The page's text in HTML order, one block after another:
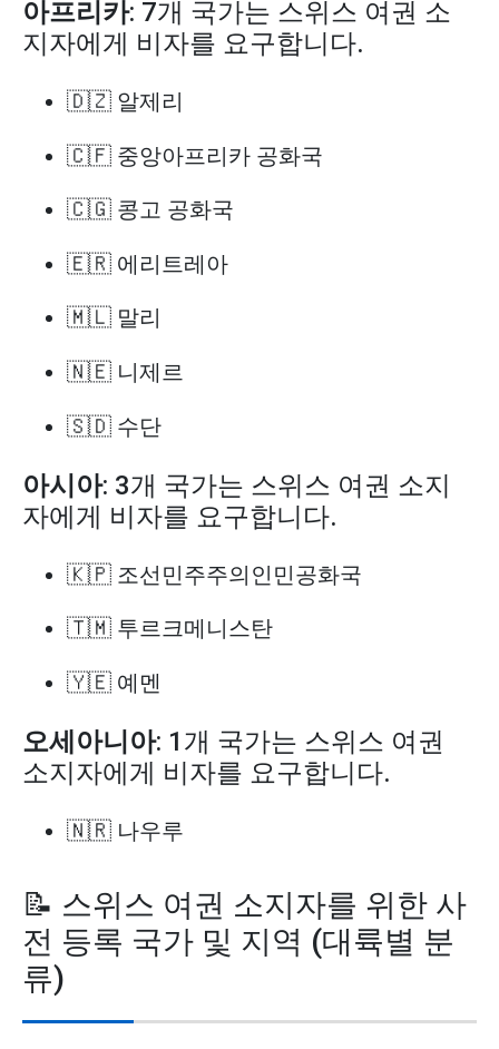
아프리카: 7개 국가는 스위스 여권 소
지자에게 비자를 요구합니다.
🇩🇿 알제리
🇨🇫 중앙아프리카 공화국
🇨🇬 콩고 공화국
🇪🇷 에리트레아
🇲🇱 말리
🇳🇪 니제르
🇸🇩 수단
아시아: 3개 국가는 스위스 여권 소지
자에게 비자를 요구합니다.
🇰🇵 조선민주주의인민공화국
🇹🇲 투르크메니스탄
🇾🇪 예멘
오세아니아: 1개 국가는 스위스 여권
소지자에게 비자를 요구합니다.
🇳🇷 나우루
📝 스위스 여권 소지자를 위한 사
전 등록 국가 및 지역 (대륙별 분
류)